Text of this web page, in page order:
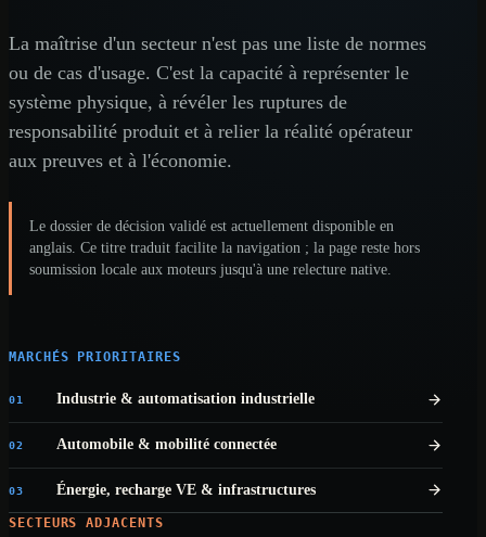
La maîtrise d'un secteur n'est pas une liste de normes
ou de cas d'usage. C'est la capacité à représenter le
système physique, à révéler les ruptures de
responsabilité produit et à relier la réalité opérateur
aux preuves et à l'économie.
Le dossier de décision validé est actuellement disponible en
anglais. Ce titre traduit facilite la navigation ; la page reste hors
soumission locale aux moteurs jusqu'à une relecture native.
MARCHÉS PRIORITAIRES
01 Industrie & automatisation industrielle
02 Automobile & mobilité connectée
03 Énergie, recharge VE & infrastructures
SECTEURS ADJACENTS